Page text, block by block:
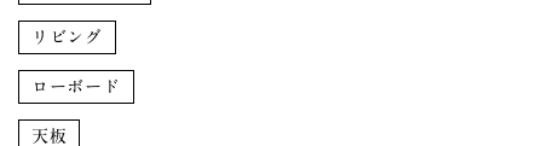
リビング
ローボード
天板